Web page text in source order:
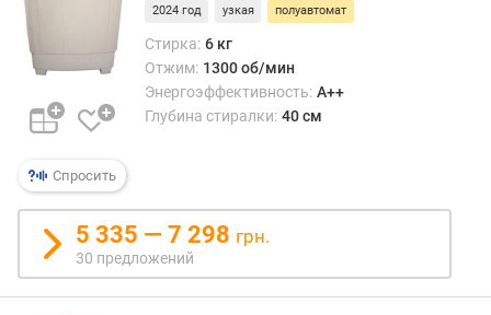
о
о
л
ч
е
с
т
Спросить
2024 год узкая полуавтомат
Стирка: 6 кг
Отжим: 1300 об/мин
Энергоэффективность: A++
Глубина стиралки: 40 см
5 335 — 7 298 грн.
30 предложений